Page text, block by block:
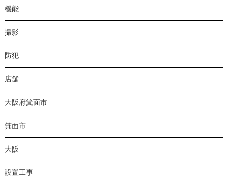
機能
撮影
防犯
店舗
大阪府箕面市
箕面市
大阪
設置工事